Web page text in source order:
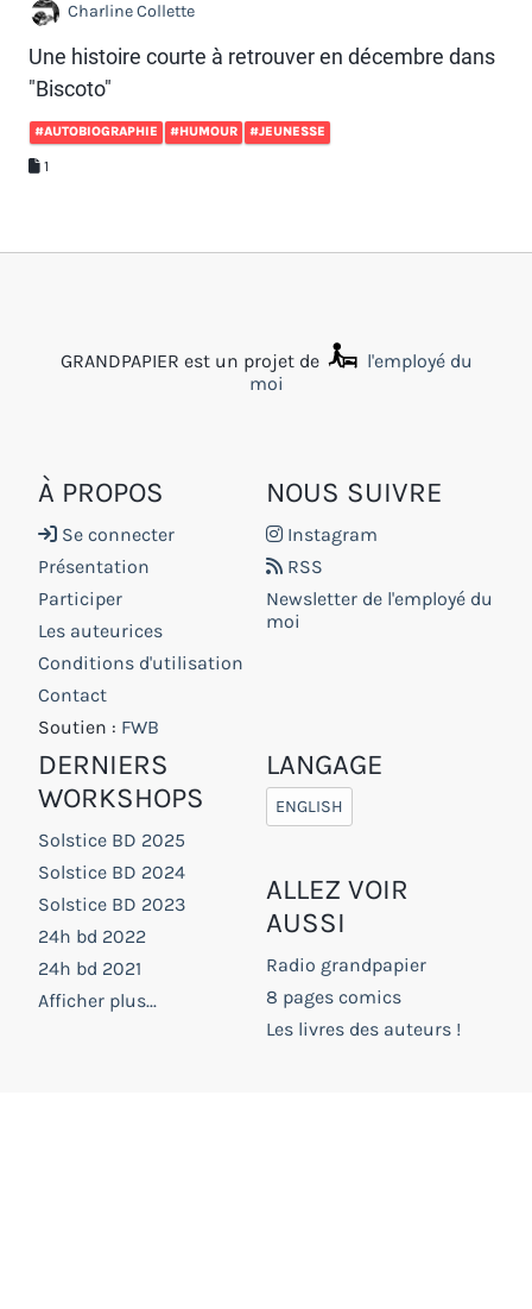
Charline Collette
Une histoire courte à retrouver en décembre dans
"Biscoto"
#AUTOBIOGRAPHIE #HUMOUR #JEUNESSE
1
GRANDPAPIER est un projet de
l'employé du
moi
À PROPOS
Se connecter
Présentation
Participer
Les auteurices
Conditions d'utilisation
Contact
Soutien : FWB
NOUS SUIVRE
Instagram
RSS
Newsletter de l'employé du
moi
DERNIERS
WORKSHOPS
Solstice BD 2025
Solstice BD 2024
Solstice BD 2023
24h bd 2022
24h bd 2021
Afficher plus...
LANGAGE
ENGLISH
ALLEZ VOIR
AUSSI
Radio grandpapier
8 pages comics
Les livres des auteurs !